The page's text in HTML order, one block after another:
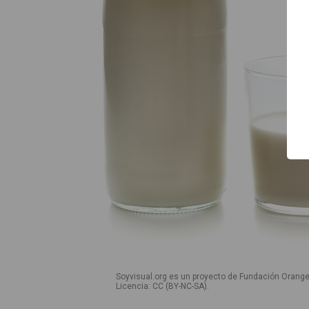
Soyvisual.org es un proyecto de Fundación
Licencia: CC (BY-NC-SA).
Inicio
Guía de uso
Contacto